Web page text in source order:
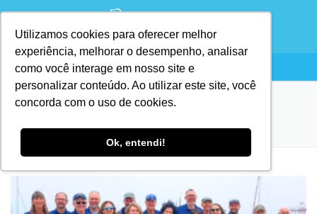
Utilizamos cookies para oferecer melhor
experiência, melhorar o desempenho, analisar
como você interage em nosso site e
personalizar conteúdo. Ao utilizar este site, você
concorda com o uso de cookies.
Ok, entendi!